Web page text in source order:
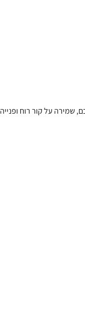
שמירה על קור רוח ופנייה